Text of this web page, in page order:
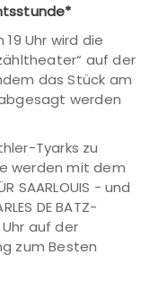
Uhr wird die
auf der
das Stück am
werden
Tyarks zu
werden mit dem
SAARLOUIS - und
DE BATZ-
Uhr auf der
zum Besten